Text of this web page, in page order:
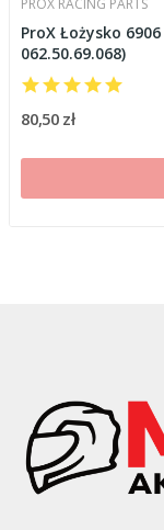
PROX RACING PARTS
ProX Łożysko
062.50.69.068)
80,50 zł